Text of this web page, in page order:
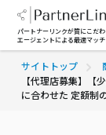
パートナーリンクが質にこだ
エージェントによる最適マッ
サイトトップ
【代理店募集】【
に合わせた 定額制